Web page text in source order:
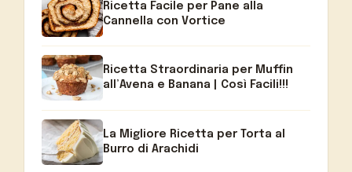
Ricetta Facile per Pane alla
Cannella con Vortice
Ricetta Straordinaria per Muffin
all’Avena e Banana | Così Facili!!!
La Migliore Ricetta per Torta al
Burro di Arachidi